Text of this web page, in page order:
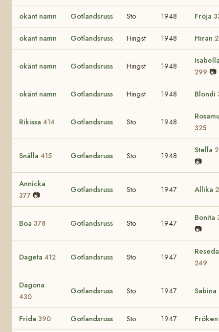
okänt namn Gotlandsruss Sto 1948 Fröja
okänt namn Gotlandsruss Hingst 1948 Hiran
okänt namn Gotlandsruss Hingst 1948
299 📷
okänt namn Gotlandsruss Hingst 1948 Blondi
Rikissa 414 Gotlandsruss Sto 1948
325
Snälla 415 Gotlandsruss Sto 1948
Stella
📷
Annicka
377 📷
Gotlandsruss Sto 1947 Allika
Boa 378 Gotlandsruss Sto 1947
Bonita
📷
Dageta 412 Gotlandsruss Sto 1947
Reseda
249
Dagona
430
Gotlandsruss Sto 1947 Sabina
Frida 390 Gotlandsruss Sto 1947